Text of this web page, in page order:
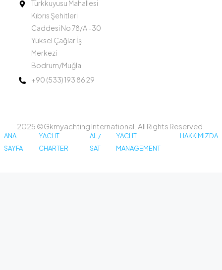
Türkkuyusu Mahallesi
Kıbrıs Şehitleri
Caddesi No 78/A -30
Yüksel Çağlar İş
Merkezi
Bodrum/Muğla
+90 (533) 193 86 29
2025 ©Gkmyachting International. All Rights Reserved.
ANA
SAYFA
YACHT
CHARTER
AL /
SAT
YACHT
MANAGEMENT
HAKKIMIZDA